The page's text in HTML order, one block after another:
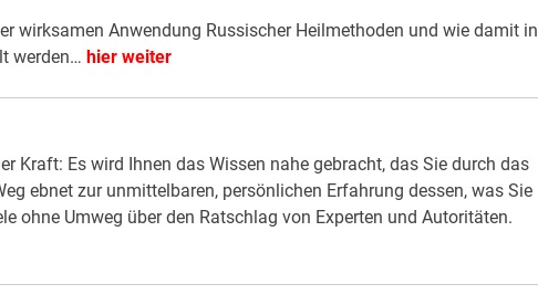
wirksamen Anwendung Russischer Heilmethoden und wie damit in
werden… hier weiter
Kraft: Es wird Ihnen das Wissen nahe gebracht, das Sie durch das
ebnet zur unmittelbaren, persönlichen Erfahrung dessen, was Sie
ohne Umweg über den Ratschlag von Experten und Autoritäten.